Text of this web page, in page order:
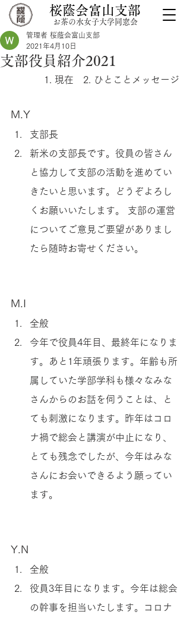
桜蔭会富山支部
お茶の水女子大学同窓会
支部役員紹介2021
管理者 桜蔭会富山支部
2021年4月10日
1. 現在　2. ひとことメッセージ
M.Y
支部長
新米の支部長です。役員の皆さん
と協力して支部の活動を進めてい
きたいと思います。どうぞよろし
くお願いいたします。 支部の運営
についてご意見ご要望がありまし
たら随時お寄せください。
M.I
全般
今年で役員4年目、最終年になりま
す。あと1年頑張ります。年齢も所
属していた学部学科も様々なみな
さんからのお話を伺うことは、と
ても刺激になります。昨年はコロ
ナ禍で総会と講演が中止になり、
とても残念でしたが、今年はみな
さんにお会いできるよう願ってい
ます。
Y.N
全般
役員3年目になります。今年は総会
の幹事を担当いたします。コロナ